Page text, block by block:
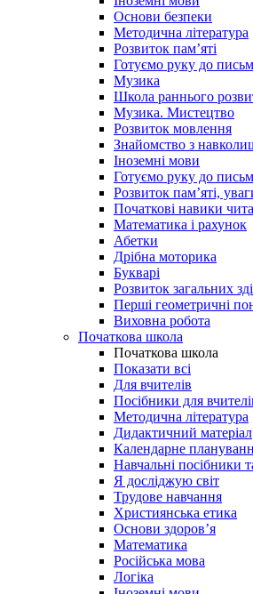
Основи безпеки
Методична література
Розвиток пам’яті
Готуємо руку до
Музика
Школа раннього
Музика. Мистецтво
Розвиток мовлення
Знайомство з
Іноземні мови
Готуємо руку до
Розвиток пам’яті,
Початкові навики
Математика і рахунок
Абетки
Дрібна моторика
Букварі
Розвиток загальних
Перші геометричні
Виховна робота
Початкова школа
Початкова школа
Показати всі
Для вчителів
Посібники для
Методична література
Дидактичний матеріал
Календарне
Навчальні посібники
Я досліджую світ
Трудове навчання
Християнська етика
Основи здоров’я
Математика
Російська мова
Логіка